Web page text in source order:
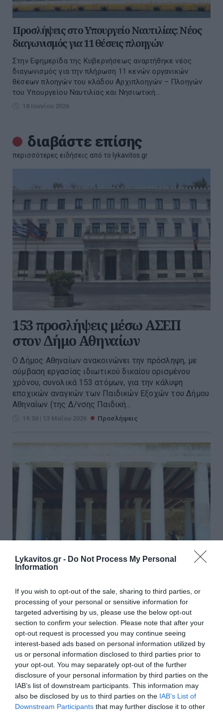
Lykavitos.gr - Do Not Process My Personal
Information
If you wish to opt-out of the sale, sharing to third parties, or
processing of your personal or sensitive information for
targeted advertising by us, please use the below opt-out
section to confirm your selection. Please note that after your
opt-out request is processed you may continue seeing
interest-based ads based on personal information utilized by
us or personal information disclosed to third parties prior to
your opt-out. You may separately opt-out of the further
disclosure of your personal information by third parties on the
IAB’s list of downstream participants. This information may
also be disclosed by us to third parties on the IAB’s List of
Downstream Participants that may further disclose it to other
Προσλήψεις στο Υπουργείο Ναυτιλίας: Νέος
διαγωνισμός για 11 θέσεις πλοηγών
Στην Εφημερίδα της Κυβερνήσεως αναρτήθηκε νέος
διαγωνισμός για την πλήρωση 11 κενών οργανικών
θέσεων πλοηγών του κλάδου Αρχιπλοηγών – Πλοηγών
του Υπουργείου Ναυτιλίας και Νησιωτική...
18 Ιουνίου 2026
διαβάστε επίσης
περισσότερες ειδήσεις από το lykavitos.gr
153 προσλήψεις μέσω ΑΣΕΠ
στον Δήμο Αθηναίων
Ο Δήμος Αθηναίων ανακοινώνει την πρόσληψη, με
σύμβαση εργασίας ιδιωτικού δικαίου ορισμένου
χρόνου, συνολικά 153 ατόμων, για την κάλυψη
εποχικών αναγκών των Παιδικών Εξοχών του Δήμου
Αθηναίων (της Δ/νσης Παιδική...
19:30 | 13 Μαΐου 2026 Προσλήψεις
Νέες θέσεις εργασίας στην
Εφορεία Αρχαιοτήτων Πόλης
Αθηνών
Η Εφορεία Αρχαιοτήτων Πόλης Αθηνών ανακοίνωσε
νέες θέσεις εργασίας για έξι άτομα και
συγκεκριμένα για συντηρητές αρχαιοτήτων και
έργων τέχνης. Οι θέσεις εργασίας πρόκειται να
υλοποιηθούν με σύμβαση εργασίας ιδι...
11:05 | 22 Ιουνίου 2026 Προσλήψεις